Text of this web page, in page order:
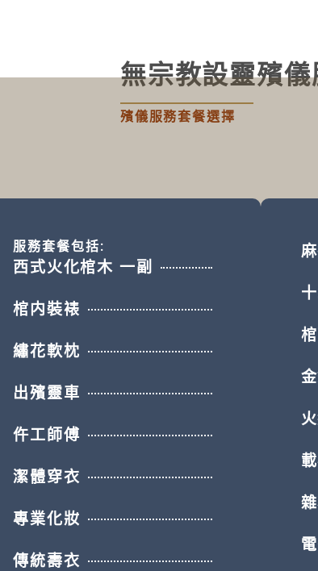
無宗教設靈殯
殯儀服務套餐選擇
服務套餐包括:
西式火化棺木 一副
棺内裝裱
繡花軟枕
出殯靈車
仵工師傅
潔體穿衣
專業化妝
傳統壽衣